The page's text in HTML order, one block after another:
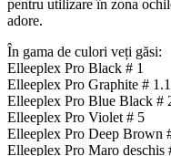
pentru utilizare în zona
adore.
În gama de culori veți găsi:
Elleeplex Pro Black # 1
Elleeplex Pro Graphite # 1.1
Elleeplex Pro Blue Black #
Elleeplex Pro Violet # 5
Elleeplex Pro Deep Brown
Elleeplex Pro Maro deschis